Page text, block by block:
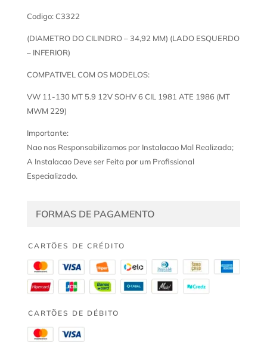
Codigo: C3322
(DIAMETRO DO CILINDRO – 34,92 MM) (LADO ESQUERDO
– INFERIOR)
COMPATIVEL COM OS MODELOS:
VW 11-130 MT 5.9 12V SOHV 6 CIL 1981 ATE 1986 (MT
MWM 229)
Importante:
Nao nos Responsabilizamos por Instalacao Mal Realizada;
A Instalacao Deve ser Feita por um Profissional
Especializado.
FORMAS DE PAGAMENTO
CARTÕES DE CRÉDITO
CARTÕES DE DÉBITO